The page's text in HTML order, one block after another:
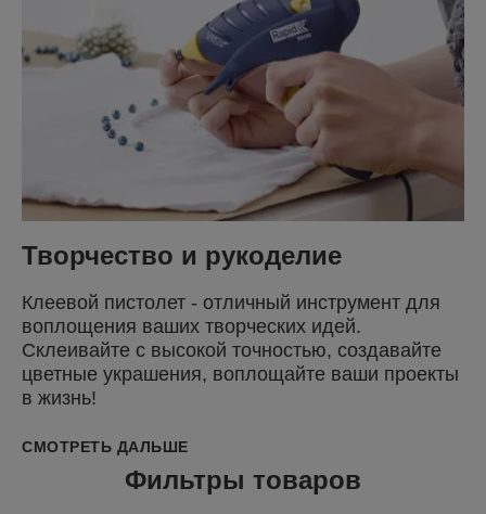
Творчество и рукоделие
Клеевой пистолет - отличный инструмент для
воплощения ваших творческих идей.
Склеивайте с высокой точностью, создавайте
цветные украшения, воплощайте ваши проекты
в жизнь!
СМОТРЕТЬ ДАЛЬШЕ
Фильтры товаров